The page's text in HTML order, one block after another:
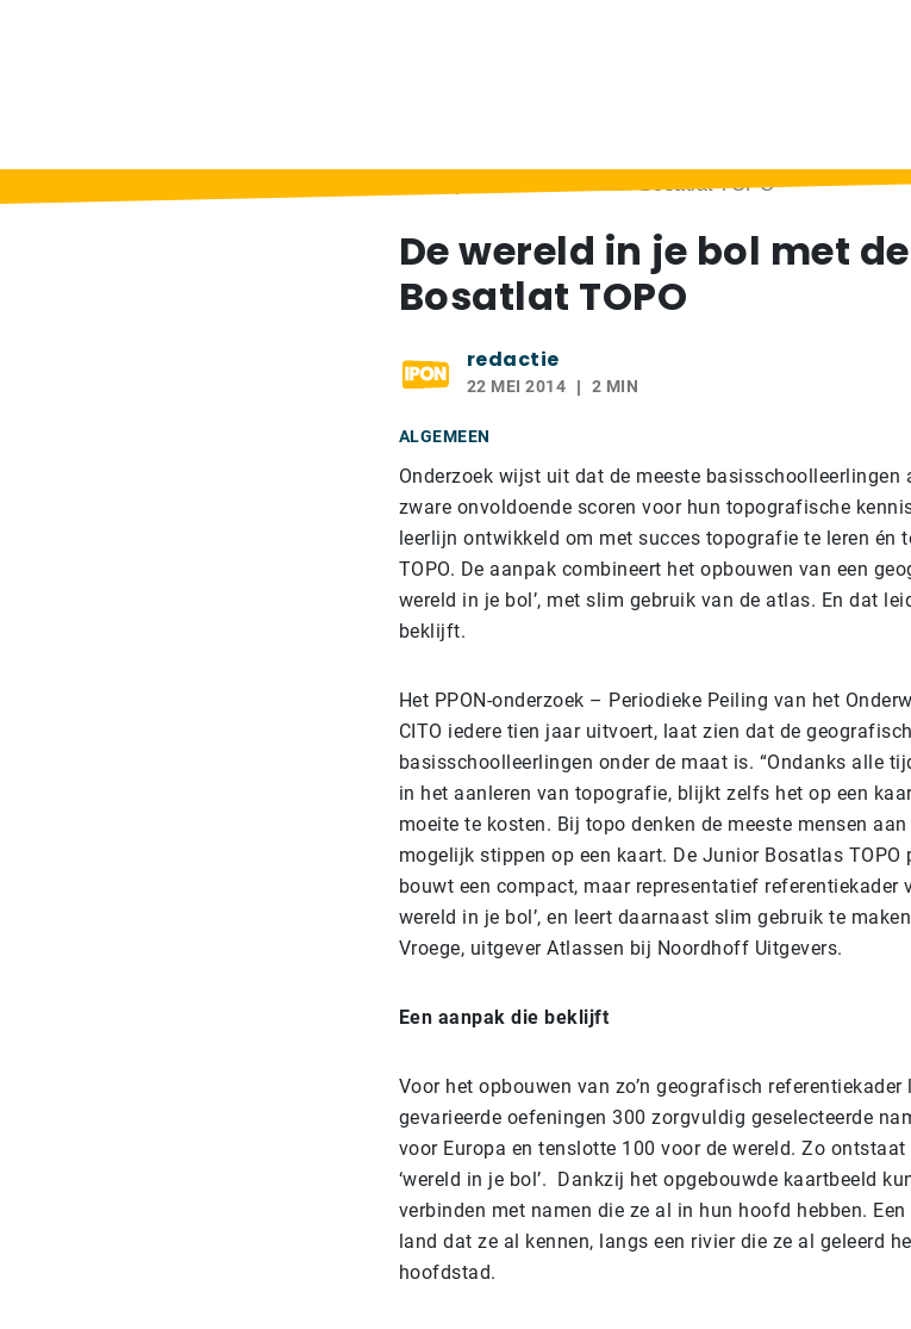
De wereld in je bol met de Junior Bosatlat TOPO
De wereld in je bol met
Bosatlat TOPO
redactie
22 MEI 2014 2 MIN
ALGEMEEN
Onderzoek wijst uit dat de meeste basisschoolleerlingen
zware onvoldoende scoren voor hun topografische
leerlijn ontwikkeld om met succes topografie te leren én
TOPO. De aanpak combineert het opbouwen van een
wereld in je bol’, met slim gebruik van de atlas. En dat
beklijft.
Het PPON-onderzoek – Periodieke Peiling van het
CITO iedere tien jaar uitvoert, laat zien dat de
basisschoolleerlingen onder de maat is. “Ondanks alle
in het aanleren van topografie, blijkt zelfs het op een
moeite te kosten. Bij topo denken de meeste mensen
mogelijk stippen op een kaart. De Junior Bosatlas
bouwt een compact, maar representatief referentiekader
wereld in je bol’, en leert daarnaast slim gebruik te
Vroege, uitgever Atlassen bij Noordhoff Uitgevers.
Een aanpak die beklijft
Voor het opbouwen van zo’n geografisch
gevarieerde oefeningen 300 zorgvuldig geselecteerde
voor Europa en tenslotte 100 voor de wereld. Zo
‘wereld in je bol’. Dankzij het opgebouwde kaartbeeld
verbinden met namen die ze al in hun hoofd hebben.
land dat ze al kennen, langs een rivier die ze al geleerd
hoofdstad.